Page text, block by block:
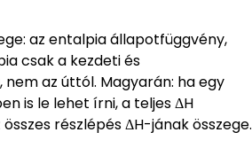
az entalpia állapotfüggvény,
csak a kezdeti és
az úttól. Magyarán: ha egy
is le lehet írni, a teljes ΔH
részlépés ΔH-jának összege.